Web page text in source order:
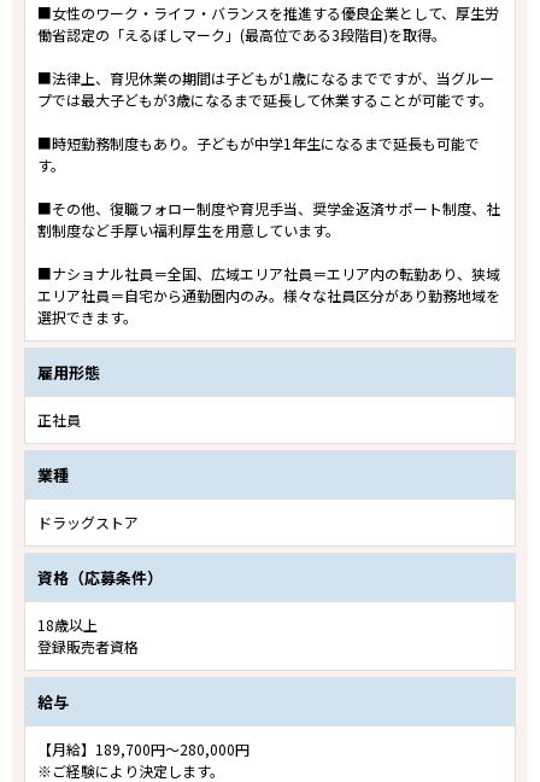
■女性のワーク・ライフ・バランスを推進する優良企業として、厚生労
働省認定の「えるぼしマーク」(最高位である3段階目)を取得。
■法律上、育児休業の期間は子どもが1歳になるまでですが、当グルー
プでは最大子どもが3歳になるまで延長して休業することが可能です。
■時短勤務制度もあり。子どもが中学1年生になるまで延長も可能で
す。
■その他、復職フォロー制度や育児手当、奨学金返済サポート制度、社
割制度など手厚い福利厚生を用意しています。
■ナショナル社員＝全国、広域エリア社員＝エリア内の転勤あり、狭域
エリア社員＝自宅から通勤圏内のみ。様々な社員区分があり勤務地域を
選択できます。
雇用形態
正社員
業種
ドラッグストア
資格（応募条件）
18歳以上
登録販売者資格
給与
【月給】189,700円～280,000円
※ご経験により決定します。